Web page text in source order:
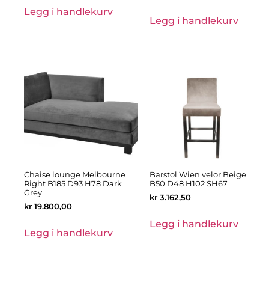
Legg i handlekurv
Legg i handlekurv
Chaise lounge Melbourne
Right B185 D93 H78 Dark
Grey
kr 19.800,00
Legg i handlekurv
Barstol Wien velor Beige
B50 D48 H102 SH67
kr 3.162,50
Legg i handlekurv